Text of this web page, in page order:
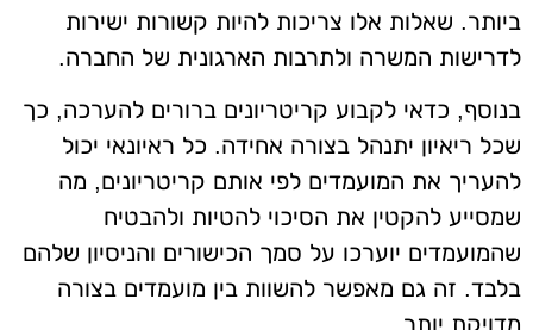
ביותר. שאלות אלו צריכות להיות קשורות ישירות
לדרישות המשרה ולתרבות הארגונית של החברה.
בנוסף, כדאי לקבוע קריטריונים ברורים להערכה, כך
שכל ריאיון יתנהל בצורה אחידה. כל ראיונאי יכול
להעריך את המועמדים לפי אותם קריטריונים, מה
שמסייע להקטין את הסיכוי להטיות ולהבטיח
שהמועמדים יוערכו על סמך הכישורים והניסיון שלהם
בלבד. זה גם מאפשר להשוות בין מועמדים בצורה
מדויקת יותר.